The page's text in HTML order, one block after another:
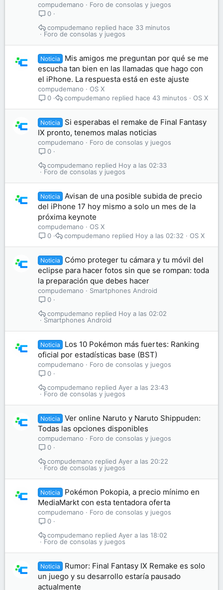
compudemano
Foro de consolas y juegos
0
Foro de consolas y juegos
hace 33 minutos
compudemano
Noticia
Mis amigos me preguntan por qué se me
escucha tan bien en las llamadas que hago con
el iPhone. La respuesta está en este ajuste
compudemano
OS X
0
OS X
hace 43 minutos
compudemano
Noticia
Si esperabas el remake de Final Fantasy
IX pronto, tenemos malas noticias
compudemano
Foro de consolas y juegos
0
Foro de consolas y juegos
Hoy a las 02:33
compudemano
Noticia
Avisan de una posible subida de precio
del iPhone 17 hoy mismo a solo un mes de la
próxima keynote
compudemano
OS X
0
OS X
Hoy a las 02:32
compudemano
Noticia
Cómo proteger tu cámara y tu móvil del
eclipse para hacer fotos sin que se rompan: toda
la preparación que debes hacer
compudemano
Smartphones Android
0
Smartphones Android
Hoy a las 02:02
compudemano
Noticia
Los 10 Pokémon más fuertes: Ranking
oficial por estadísticas base (BST)
compudemano
Foro de consolas y juegos
0
Foro de consolas y juegos
Ayer a las 23:43
compudemano
Noticia
Ver online Naruto y Naruto Shippuden:
Todas las opciones disponibles
compudemano
Foro de consolas y juegos
0
Foro de consolas y juegos
Ayer a las 20:22
compudemano
Noticia
Pokémon Pokopia, a precio mínimo en
MediaMarkt con esta tentadora oferta
compudemano
Foro de consolas y juegos
0
Foro de consolas y juegos
Ayer a las 18:02
compudemano
Noticia
Rumor: Final Fantasy IX Remake es solo
un juego y su desarrollo estaría pausado
actualmente